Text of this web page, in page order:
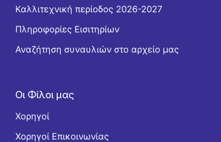
Καλλιτεχνική περίοδος 2026-2027
Πληροφορίες Εισιτηρίων
Αναζήτηση συναυλιών στο αρχείο μας
Οι Φίλοι μας
Χορηγοί
Χορηγοί Επικοινωνίας